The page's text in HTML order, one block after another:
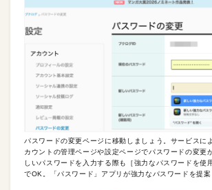
パスワードの変更ページに移動しましょう。サービスに
カウントの管理ページや設定ページでパスワードの変更
しいパスワードを入力する際も［強力なパスワードを使
でOK。「パスワード」アプリが強力なパスワードを提案